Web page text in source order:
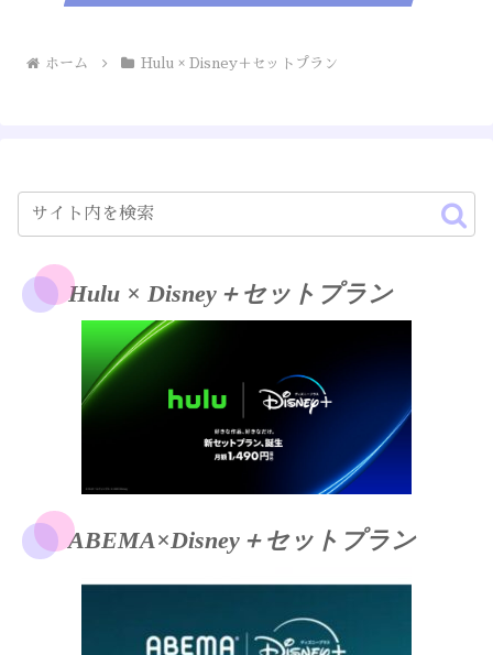
ホーム Hulu × Disney＋セットプラン
Hulu × Disney＋セットプラン
ABEMA×Disney＋セットプラン